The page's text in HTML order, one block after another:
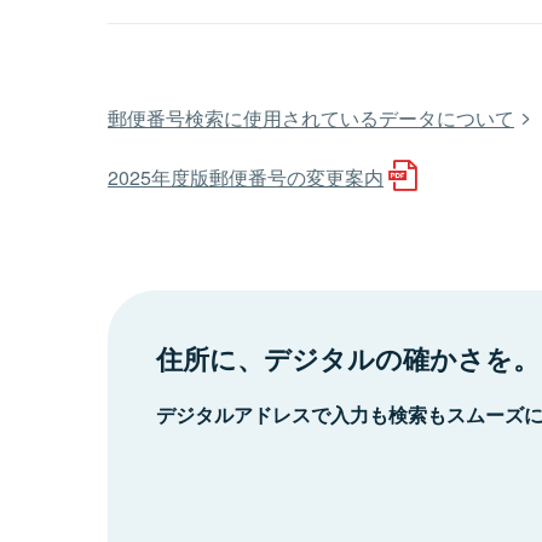
郵便番号検索に使用されているデータについて
2025年度版郵便番号の変更案内
住所に、デジタルの確かさを。
デジタルアドレスで入力も検索もスムーズ